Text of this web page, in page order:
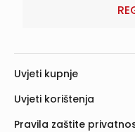
Uvjeti kupnje
Uvjeti korištenja
Pravila zaštite